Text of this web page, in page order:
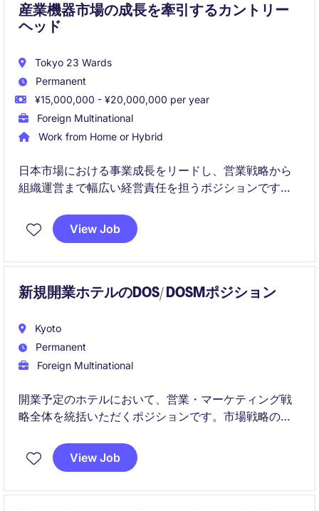
産業機器市場の成長を牽引するカントリー
ヘッド
Tokyo 23 Wards
Permanent
¥15,000,000 - ¥20,000,000 per year
Foreign Multinational
Work from Home or Hybrid
日本市場における事業成長をリードし、営業戦略から
組織運営まで幅広い経営責任を担うポジションです。
ア拡大と組織強化を推進していただきます。
View Job
新規開業ホテルのDOS/ DOSMポジション
Kyoto
Permanent
Foreign Multinational
開業予定のホテルにおいて、営業・マーケティング戦
略全体を統括いただくポジションです。市場戦略の立
メントまで幅広くリードしていただきます。
View Job